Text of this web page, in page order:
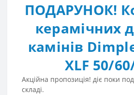
ПОДАРУНОК!
керамічних
камінів
XLF 50/
Акційна пропозиція! діє поки
складі.